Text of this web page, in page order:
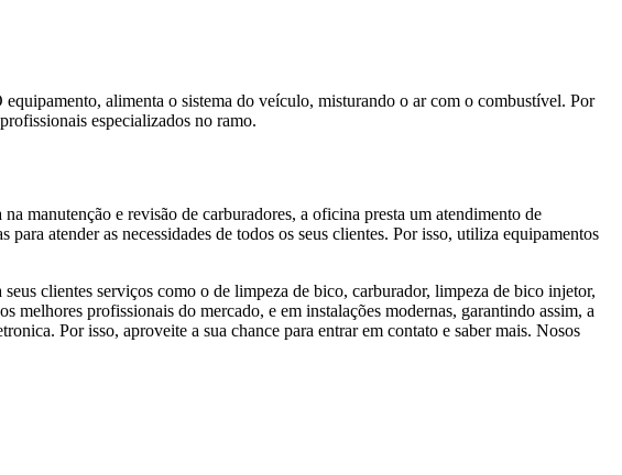
alimenta o sistema do veículo, misturando o ar com o combustível. Por
especializados no ramo.
manutenção e revisão de carburadores, a oficina presta um atendimento de
atender as necessidades de todos os seus clientes. Por isso, utiliza equipamentos
clientes serviços como o de limpeza de bico, carburador, limpeza de bico injetor,
melhores profissionais do mercado, e em instalações modernas, garantindo assim, a
Por isso, aproveite a sua chance para entrar em contato e saber mais. Nosos